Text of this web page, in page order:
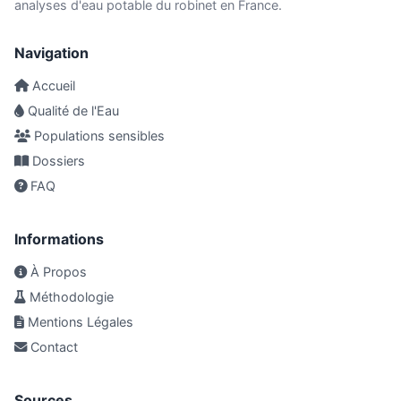
analyses d'eau potable du robinet en France.
Navigation
Accueil
Qualité de l'Eau
Populations sensibles
Dossiers
FAQ
Informations
À Propos
Méthodologie
Mentions Légales
Contact